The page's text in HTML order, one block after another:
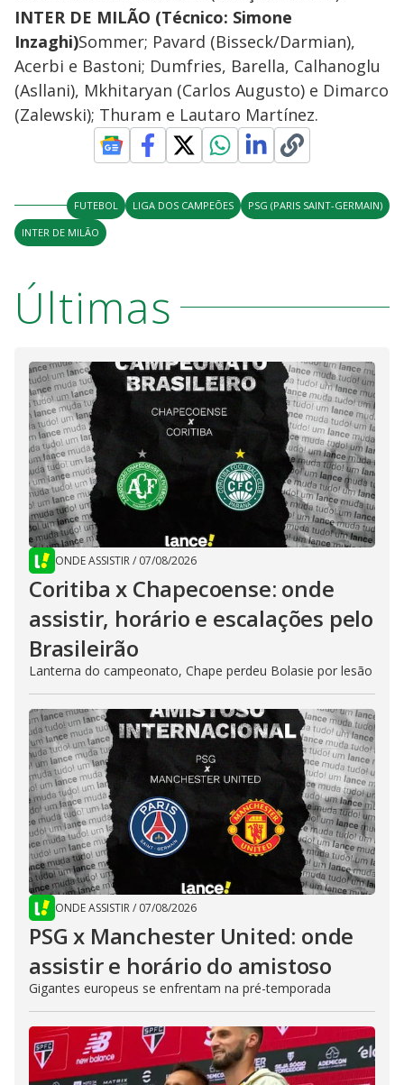
INTER DE MILÃO (Técnico: Simone
Inzaghi)Sommer; Pavard (Bisseck/Darmian),
Acerbi e Bastoni; Dumfries, Barella, Calhanoglu
(Asllani), Mkhitaryan (Carlos Augusto) e Dimarco
(Zalewski); Thuram e Lautaro Martínez.
FUTEBOL LIGA DOS CAMPEÕES
PSG (PARIS SAINT-GERMAIN)
INTER DE MILÃO
Últimas
ONDE ASSISTIR/ 07/08/2026
Coritiba x Chapecoense: onde
assistir, horário e escalações pelo
Brasileirão
Lanterna do campeonato, Chape perdeu Bolasie por lesão
ONDE ASSISTIR/ 07/08/2026
PSG x Manchester United: onde
assistir e horário do amistoso
Gigantes europeus se enfrentam na pré-temporada